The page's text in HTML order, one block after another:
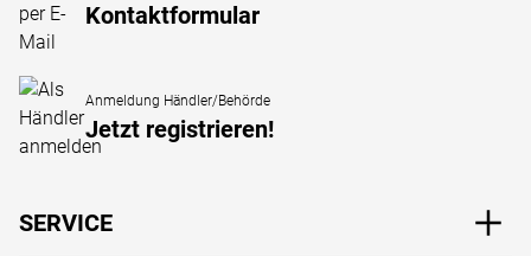
Kontaktformular
Anmeldung Händler/Behörde
Jetzt registrieren!
SERVICE